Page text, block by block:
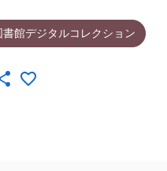
書館デジタルコレクション